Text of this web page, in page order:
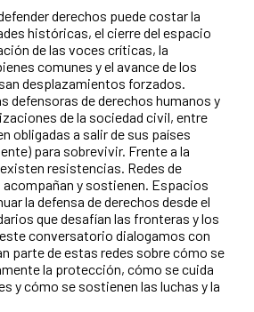
derechos puede costar la
históricas, el cierre del espacio
de las voces críticas, la
comunes y el avance de los
desplazamientos forzados.
defensoras de derechos humanos y
de la sociedad civil, entre
obligadas a salir de sus países
para sobrevivir. Frente a la
resistencias. Redes de
acompañan y sostienen. Espacios
la defensa de derechos desde el
que desafían las fronteras y los
conversatorio dialogamos con
parte de estas redes sobre cómo se
la protección, cómo se cuida
y cómo se sostienen las luchas y la